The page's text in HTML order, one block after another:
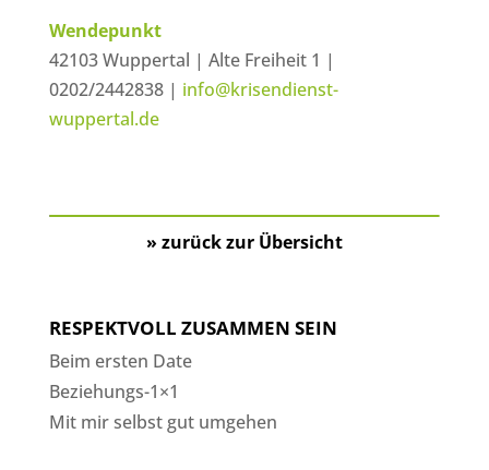
Wendepunkt
42103 Wuppertal | Alte Freiheit 1 |
0202/2442838 | info@krisendienst-
wuppertal.de
» zurück zur Übersicht
RESPEKTVOLL ZUSAMMEN SEIN
Beim ersten Date
Beziehungs-1×1
Mit mir selbst gut umgehen